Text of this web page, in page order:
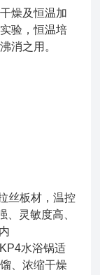
燥及恒温加
验，恒温培
消之用。
丝板材，温控
、灵敏度高、
水浴锅适
、浓缩干燥